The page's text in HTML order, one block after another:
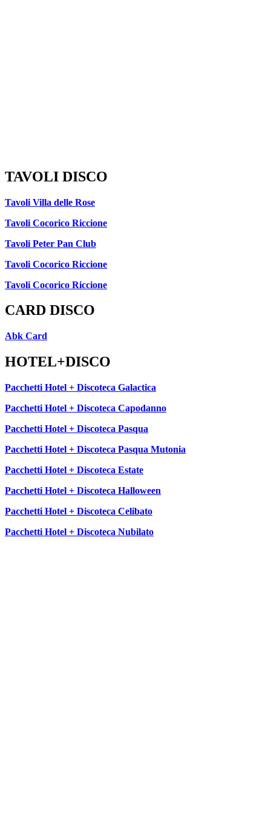
TAVOLI DISCO
Tavoli Villa delle Rose
Tavoli Cocorico Riccione
Tavoli Peter Pan Club
Tavoli Cocorico Riccione
Tavoli Cocorico Riccione
CARD DISCO
Abk Card
HOTEL+DISCO
Pacchetti Hotel + Discoteca Galactica
Pacchetti Hotel + Discoteca Capodanno
Pacchetti Hotel + Discoteca Pasqua
Pacchetti Hotel + Discoteca Pasqua Mutonia
Pacchetti Hotel + Discoteca Estate
Pacchetti Hotel + Discoteca Halloween
Pacchetti Hotel + Discoteca Celibato
Pacchetti Hotel + Discoteca Nubilato